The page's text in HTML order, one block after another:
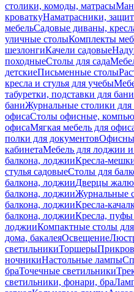
столики, комоды, матрасы
кроваткуНаматрасники,
мебельСадовые диваны,
уличные столыКомплекты
шезлонгиКачели садовые
походныеСтолы для сада
детскиеПисьменные столы
кресла и стулья для учебы
табуретки, подставки для бани
баниЖурнальные столики для
офисаСтолы офисные,
офисаМягкая мебель для
полки для документов
кабинетаМебель для лоджии и
балкона, лоджииКресла-
стулья садовыеСтолы для
балкона, лоджииДверцы
балкона, лоджииЖурнальные
балкона, лоджииКресла-
балкона, лоджииКресла, пуфы
лоджииКомпактные столы
дома, бакалеяОсвещение
светильникиТоршеры
ночникиНастольные лампы
браТочечные светильники
светильники, фонари, бра